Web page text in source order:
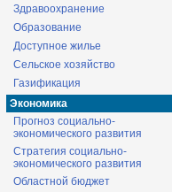
Здравоохранение
Образование
Доступное жилье
Сельское хозяйство
Газификация
Экономика
Прогноз социально-
экономического развития
Стратегия социально-
экономического развития
Областной бюджет